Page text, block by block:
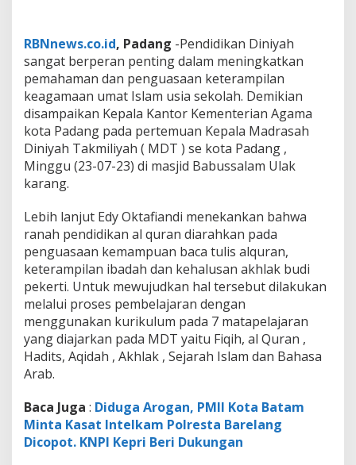
n
i
y
a
h
B
e
r
p
e
n
P
e
n
t
i
n
g
D
a
l
K
e
r
RBNnews.co.id, Padang -Pendidikan Diniyah
sangat berperan penting dalam meningkatkan
pemahaman dan penguasaan keterampilan
keagamaan umat Islam usia sekolah. Demikian
disampaikan Kepala Kantor Kementerian Agama
kota Padang pada pertemuan Kepala Madrasah
Diniyah Takmiliyah ( MDT ) se kota Padang ,
Minggu (23-07-23) di masjid Babussalam Ulak
karang.
Lebih lanjut Edy Oktafiandi menekankan bahwa
ranah pendidikan al quran diarahkan pada
penguasaan kemampuan baca tulis alquran,
keterampilan ibadah dan kehalusan akhlak budi
pekerti. Untuk mewujudkan hal tersebut dilakukan
melalui proses pembelajaran dengan
menggunakan kurikulum pada 7 matapelajaran
yang diajarkan pada MDT yaitu Fiqih, al Quran ,
Hadits, Aqidah , Akhlak , Sejarah Islam dan Bahasa
Arab.
Baca Juga : Diduga Arogan, PMII Kota Batam
Minta Kasat Intelkam Polresta Barelang
Dicopot. KNPI Kepri Beri Dukungan